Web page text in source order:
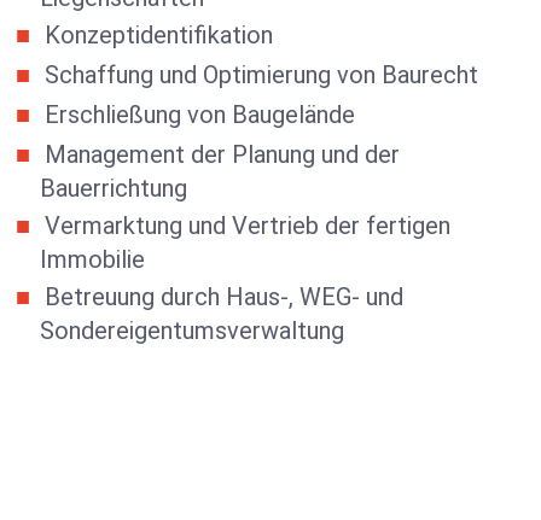
Konzeptidentifikation
Schaffung und Optimierung von Baurecht
Erschließung von Baugelände
Management der Planung und der
Bauerrichtung
Vermarktung und Vertrieb der fertigen
Immobilie
Betreuung durch Haus-, WEG- und
Sondereigentumsverwaltung